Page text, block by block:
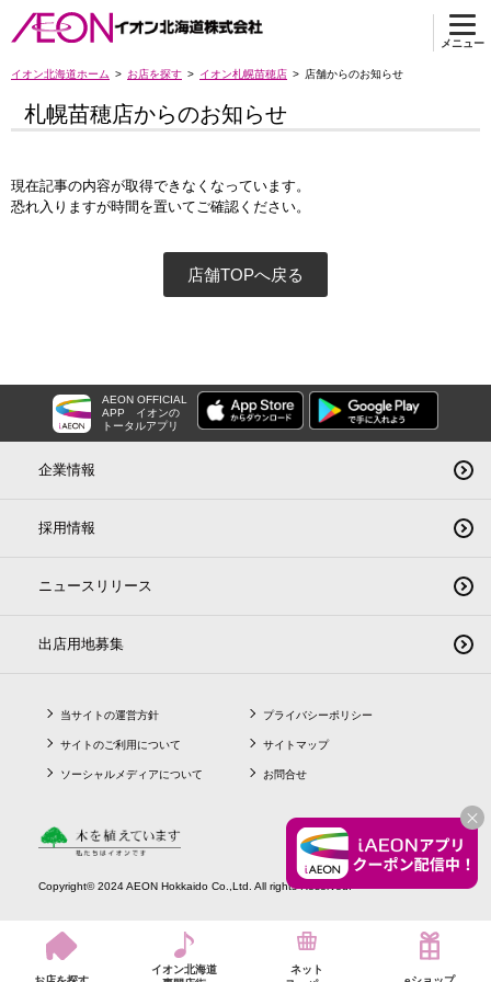
メニュー
イオン北海道ホーム お店を探す イオン札幌苗穂店 店舗からのお知らせ
札幌苗穂店からのお知らせ
現在記事の内容が取得できなくなっています。
恐れ入りますが時間を置いてご確認ください。
店舗TOPへ戻る
AEON OFFICIAL
APP
イオンの
トータルアプリ
企業情報
採用情報
ニュースリリース
出店用地募集
当サイトの運営方針
サイトのご利用について
ソーシャルメディアについて
プライバシーポリシー
サイトマップ
お問合せ
Copyright© 2024 AEON Hokkaido Co.,Ltd. All rights Reserved.
イオン北海道
ネット